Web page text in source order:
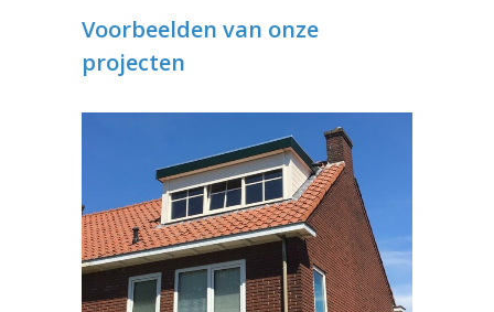
Voorbeelden van onze
projecten
Dakkapel Malden